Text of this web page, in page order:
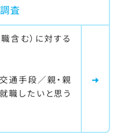
査
含む）に対する
通手段／親・親
職したいと思う